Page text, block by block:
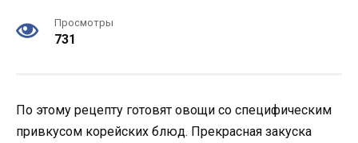
Просмотры
731
По этому рецепту готовят овощи со специфическим
привкусом корейских блюд. Прекрасная закуска